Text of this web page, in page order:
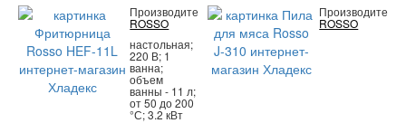
Производитель:
ROSSO
настольная;
220 В; 1
ванна;
объем
ванны - 11 л;
от 50 до 200
°С; 3.2 кВт
Производитель:
ROSSO